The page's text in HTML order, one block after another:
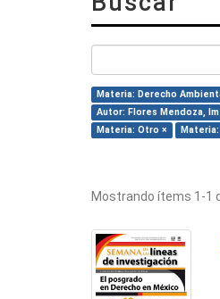
Materia: Derecho
Autor: Flores Mendoza,
Materia: Otro ×
Mostrando ítems 1-1